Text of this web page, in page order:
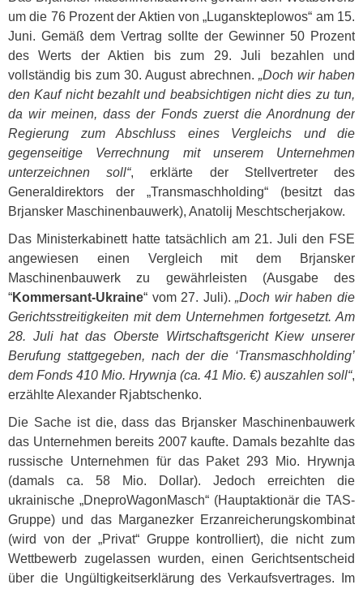
um die 76 Prozent der Aktien von „Luganskteplowos“ am 15.
Juni. Gemäß dem Vertrag sollte der Gewinner 50 Prozent
des Werts der Aktien bis zum 29. Juli bezahlen und
vollständig bis zum 30. August abrechnen. „Doch wir haben
den Kauf nicht bezahlt und beabsichtigen nicht dies zu tun,
da wir meinen, dass der Fonds zuerst die Anordnung der
Regierung zum Abschluss eines Vergleichs und die
gegenseitige Verrechnung mit unserem Unternehmen
unterzeichnen soll“, erklärte der Stellvertreter des
Generaldirektors der „Transmaschholding“ (besitzt das
Brjansker Maschinenbauwerk), Anatolij Meschtscherjakow.
Das Ministerkabinett hatte tatsächlich am 21. Juli den FSE
angewiesen einen Vergleich mit dem Brjansker
Maschinenbauwerk zu gewährleisten (Ausgabe des
“Kommersant-Ukraine“ vom 27. Juli).„Doch wir haben die
Gerichtsstreitigkeiten mit dem Unternehmen fortgesetzt. Am
28. Juli hat das Oberste Wirtschaftsgericht Kiew unserer
Berufung stattgegeben, nach der die ‘Transmaschholding’
dem Fonds 410 Mio. Hrywnja (ca. 41 Mio. €) auszahlen soll“,
erzählte Alexander Rjabtschenko.
Die Sache ist die, dass das Brjansker Maschinenbauwerk
das Unternehmen bereits 2007 kaufte. Damals bezahlte das
russische Unternehmen für das Paket 293 Mio. Hrywnja
(damals ca. 58 Mio. Dollar). Jedoch erreichten die
ukrainische „DneproWagonMasch“ (Hauptaktionär die TAS-
Gruppe) und das Marganezker Erzanreicherungskombinat
(wird von der „Privat“ Gruppe kontrolliert), die nicht zum
Wettbewerb zugelassen wurden, einen Gerichtsentscheid
über die Ungültigkeitserklärung des Verkaufsvertrages. Im